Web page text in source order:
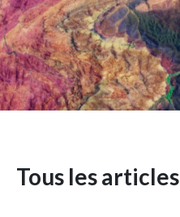
Tous les articles